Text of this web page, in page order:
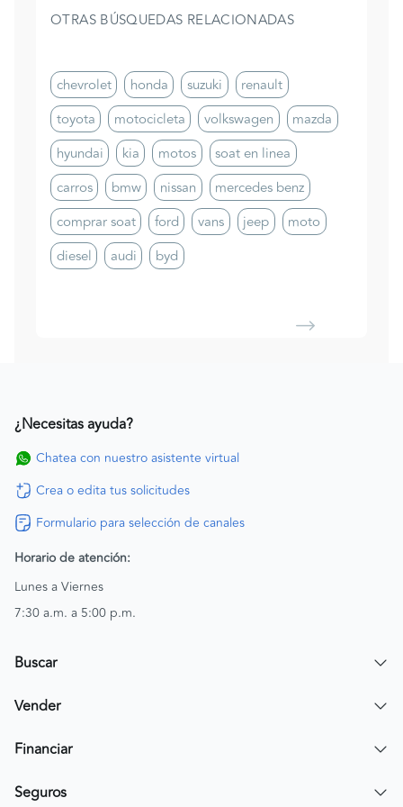
OTRAS BÚSQUEDAS RELACIONADAS
chevrolet honda suzuki
renault
toyota
motocicleta volkswagen
mazda
hyundai
kia motos
soat en linea
carros
bmw nissan
mercedes benz
comprar soat
ford vans jeep
moto
diesel
audi byd
¿Necesitas ayuda?
Chatea con nuestro asistente virtual
Crea o edita tus solicitudes
Formulario para selección de canales
Horario de atención:
Lunes a Viernes
7:30 a.m. a 5:00 p.m.
Buscar
Encuentra un carro
Vender
Publicar mi vehículo
Financiar
Simular crédito
Seguros